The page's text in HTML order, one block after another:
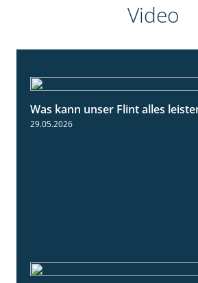
Video
Was kann unser Flint alles
29.05.2026